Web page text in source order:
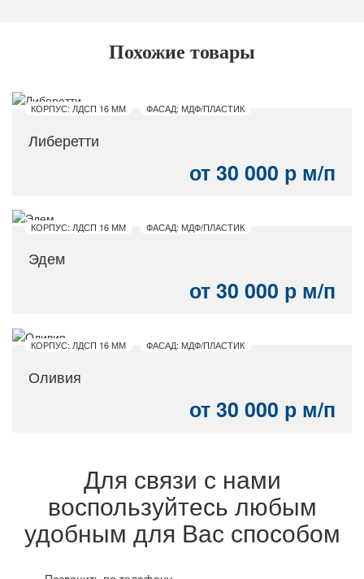
Похожие товары
КОРПУС: ЛДСП 16 ММ ФАСАД: МДФ/ПЛАСТИК
Либеретти
от 30 000 р м/п
КОРПУС: ЛДСП 16 ММ ФАСАД: МДФ/ПЛАСТИК
Эдем
от 30 000 р м/п
КОРПУС: ЛДСП 16 ММ ФАСАД: МДФ/ПЛАСТИК
Оливия
от 30 000 р м/п
Для связи с нами
воспользуйтесь любым
удобным для Вас способом